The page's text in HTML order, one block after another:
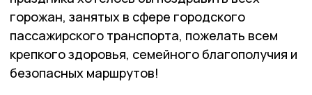
горожан, занятых в сфере городского
пассажирского транспорта, пожелать всем
крепкого здоровья, семейного благополучия и
безопасных маршрутов!